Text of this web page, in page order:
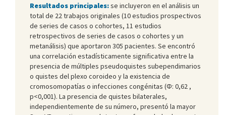
Resultados principales:se incluyeron en el análisis un
total de 22 trabajos originales (10 estudios prospectivos
de series de casos o cohortes, 11 estudios
retrospectivos de series de casos o cohortes y un
metanálisis) que aportaron 305 pacientes. Se encontró
una correlación estadísticamente significativa entre la
presencia de múltiples pseudoquistes subependimarios
o quistes del plexo coroideo y la existencia de
cromosomopatías o infecciones congénitas (Φ: 0,62 ,
p<0,001). La presencia de quistes bilaterales,
independientemente de su número, presentó la mayor